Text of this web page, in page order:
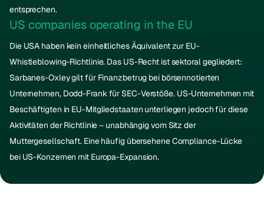
entsprechen.
US companies operating in the EU
Die USA haben kein einheitliches Äquivalent zur EU-
Whistleblowing-Richtlinie. Das US-Recht ist sektoral gegliedert:
Sarbanes-Oxley gilt für Finanzbetrug bei börsennotierten
Unternehmen, Dodd-Frank für SEC-Verstöße. US-Unternehmen mit
Beschäftigten in EU-Mitgliedstaaten unterliegen jedoch für diese
Aktivitäten der Richtlinie – unabhängig vom Sitz der
Muttergesellschaft. Eine häufig übersehene Compliance-Lücke
bei US-Konzernen mit Europa-Expansion.